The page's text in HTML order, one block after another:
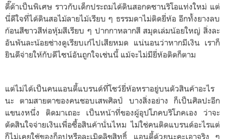
ดี๊ด๊าเป็นพิเศษ ราวกับเด็กประถมได้ดินสอกดซานริโอแท่งใหม่ แต่
นี่ดีใจที่ได้ดินสอไม้ลายไม้เรียบ ๆ ธรรมดาไม่ติดยี่ห้อ อีกทั้งยางลบ
ก้อนสีขาวสีห่อหุ้มสีเรียบ ๆ ปากกาหลากสี สมุดเล่มน้อยใหญ่ สิ่งละ
อันพันละน้อยช่างดูเรียบเก๋ไปเสียหมด แน่นอนว่าหากมีเงิน เราก็
ยินดีจ่ายให้กับดีไซน์อันถูกใจเช่นนี้ แม้จะไม่มียี่ห้อติดก็ตาม
แต่ไม่ได้เป็นคนแอนตี้แบรนด์ที่โชว์ยี่ห้อหราอยู่บนตัวสินค้าอะไร
นะ ตามสายตาของคนชอบเสพศิลป์ บางสิ่งอย่าง ก็เป็นศิลปะอีก
แขนงหนึ่ง ติดมาเถอะ เป็นหน้าที่ของผู้อุปโภคบริโภคเอง ว่าจะ
ตัดสินใจจ่ายเงินเพื่อซื้อสินค้านั่นไหม ไม่ใช่คนติดแบรนด์อะไรแต่
ก็ไม่เคยใช้ของก็อปหรือละเมิดลิขสิทธิ์​ แอนตี้ด้วยนะคะเอาจริง ๆ